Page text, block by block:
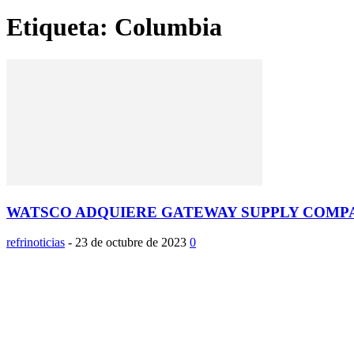
Etiqueta: Columbia
WATSCO ADQUIERE GATEWAY SUPPLY
refrinoticias - 23 de octubre de 2023 0